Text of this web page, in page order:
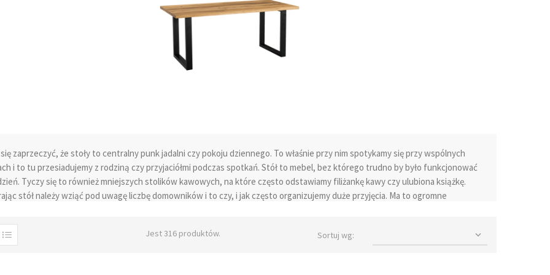
zaprzeczyć, że stoły to centralny punk jadalni czy pokoju dziennego. To właśnie przy nim spotykamy się przy wspólnych
i to tu przesiadujemy z rodziną czy przyjaciółmi podczas spotkań. Stół to mebel, bez którego trudno by było funkcjonować
Tyczy się to również mniejszych stolików kawowych, na które często odstawiamy filiżankę kawy czy ulubiona książkę.
stół należy wziąć pod uwagę liczbę domowników i to czy, i jak często organizujemy duże przyjęcia. Ma to ogromne
mniejszych pomieszczeń stół z możliwością rozłożenia, kiedy zajdzie taka potrzeba. Miejsce jakiem dysponujemy jest
przy wyborze stołu. Jeśli nie mamy jadalni to kuchnia lub salon staje się miejscem, w którym ustawiamy stół –
Jest 316 produktów. Sortuj wg: 